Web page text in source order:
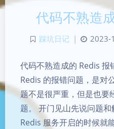
代码不熟造
踩坑日记 | 2023-
代码不熟造成的 Redis 报
Redis 的报错问题，是对
题不是很严重，但是也要
题。 开门见山先说问题
Redis 服务开启的时候就